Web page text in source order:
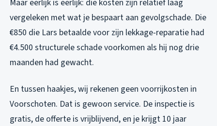
Maar eerlijk is eerlijk: die kosten zijn relatief laag
vergeleken met wat je bespaart aan gevolgschade. Die
€850 die Lars betaalde voor zijn lekkage-reparatie had
€4.500 structurele schade voorkomen als hij nog drie
maanden had gewacht.
En tussen haakjes, wij rekenen geen voorrijkosten in
Voorschoten. Dat is gewoon service. De inspectie is
gratis, de offerte is vrijblijvend, en je krijgt 10 jaar